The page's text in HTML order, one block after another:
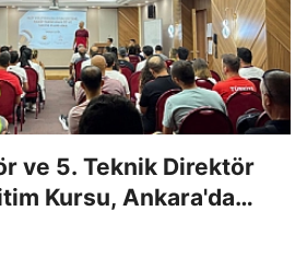
ve 5. Teknik Direktör
Kursu, Ankara'da